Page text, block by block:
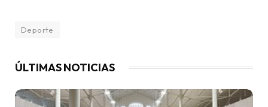
Deporte
ÚLTIMAS NOTICIAS